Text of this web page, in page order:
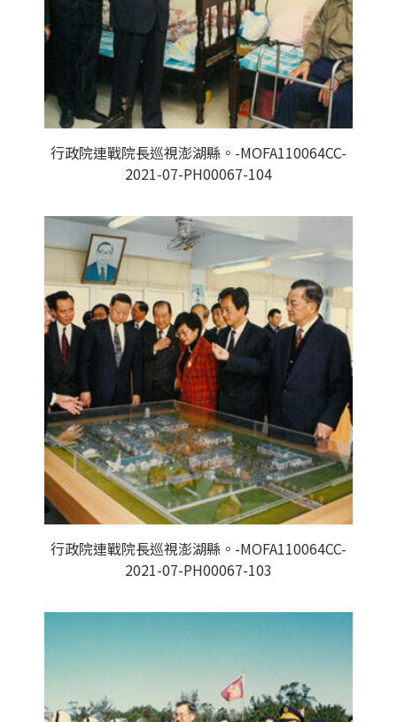
行政院連戰院長巡視澎湖縣。-MOFA110064CC-
2021-07-PH00067-104
行政院連戰院長巡視澎湖縣。-MOFA110064CC-
2021-07-PH00067-103